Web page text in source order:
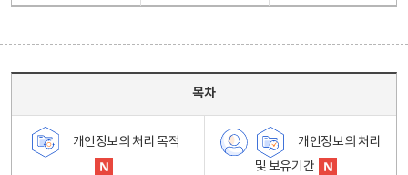
목차
개인정보의 처리 목적
개인정보의 처리
및 보유기간